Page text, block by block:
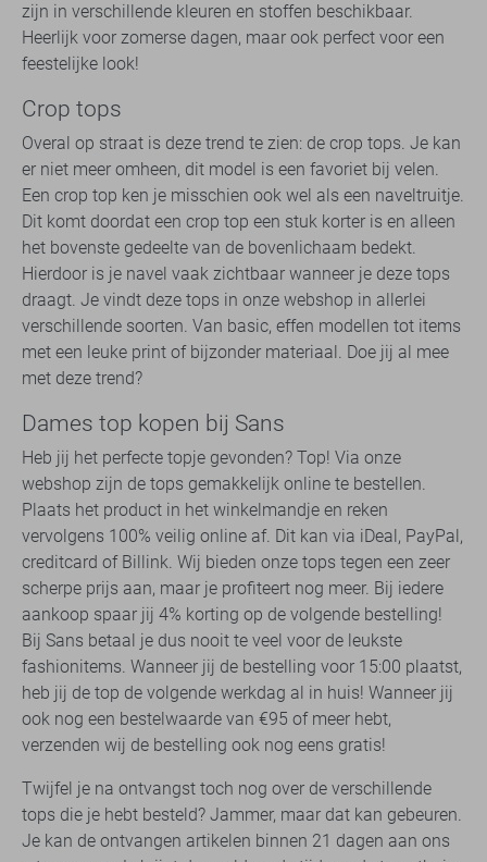
zijn in verschillende kleuren en stoffen beschikbaar.
Heerlijk voor zomerse dagen, maar ook perfect voor een
feestelijke look!
Crop tops
Overal op straat is deze trend te zien: de crop tops. Je kan
er niet meer omheen, dit model is een favoriet bij velen.
Een crop top ken je misschien ook wel als een naveltruitje.
Dit komt doordat een crop top een stuk korter is en alleen
het bovenste gedeelte van de bovenlichaam bedekt.
Hierdoor is je navel vaak zichtbaar wanneer je deze tops
draagt. Je vindt deze tops in onze webshop in allerlei
verschillende soorten. Van basic, effen modellen tot items
met een leuke print of bijzonder materiaal. Doe jij al mee
met deze trend?
Dames top kopen bij Sans
Heb jij het perfecte topje gevonden? Top! Via onze
webshop zijn de tops gemakkelijk online te bestellen.
Plaats het product in het winkelmandje en reken
vervolgens 100% veilig online af. Dit kan via iDeal, PayPal,
creditcard of Billink. Wij bieden onze tops tegen een zeer
scherpe prijs aan, maar je profiteert nog meer. Bij iedere
aankoop spaar jij 4% korting op de volgende bestelling!
Bij Sans betaal je dus nooit te veel voor de leukste
fashionitems. Wanneer jij de bestelling voor 15:00 plaatst,
heb jij de top de volgende werkdag al in huis! Wanneer jij
ook nog een bestelwaarde van €95 of meer hebt,
verzenden wij de bestelling ook nog eens gratis!
Twijfel je na ontvangst toch nog over de verschillende
tops die je hebt besteld? Jammer, maar dat kan gebeuren.
Je kan de ontvangen artikelen binnen 21 dagen aan ons